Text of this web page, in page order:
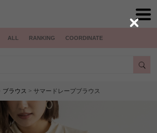
ALL RANKING COORDINATE
ブラウス > サマードレープブラウス
Close